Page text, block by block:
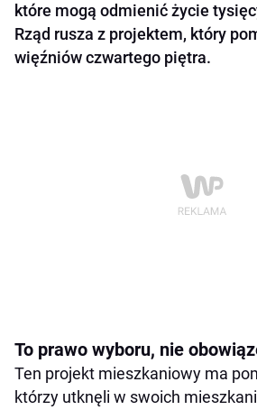
które mogą odmienić życie
Rząd rusza z projektem, który
więźniów czwartego piętra.
To prawo wyboru, nie
Ten projekt mieszkaniowy ma
którzy utknęli w swoich